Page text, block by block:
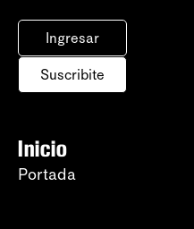
Ingresar
Suscribite
Inicio
Portada